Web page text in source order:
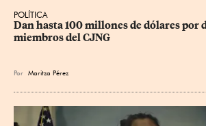
POLÍTICA
Dan hasta 100 millones de dólares por
miembros del CJNG
Por Maritza Pérez